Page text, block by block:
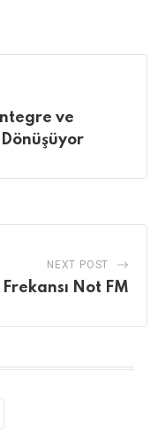
ve
Dönüşüyor
NEXT POST
Not FM